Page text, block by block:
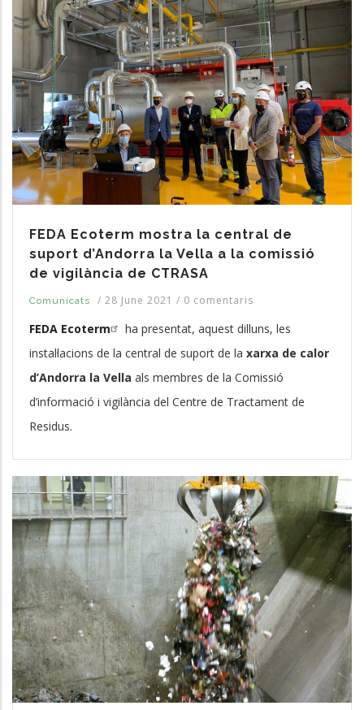
FEDA Ecoterm mostra la central de
suport d’Andorra la Vella a la comissió
de vigilància de CTRASA
Comunicats / 28 June 2021 / 0 comentaris
FEDA Ecoterm
ha presentat, aquest dilluns, les
instal·lacions de la central de suport de la xarxa de calor
d’Andorra la Vella als membres de la Comissió
d’informació i vigilància del Centre de Tractament de
Residus.